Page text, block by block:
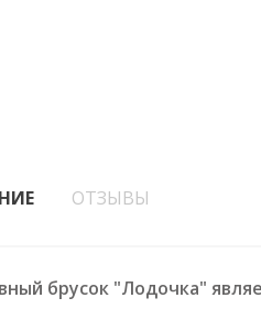
ОТЗЫВЫ
брусок "Лодочка"